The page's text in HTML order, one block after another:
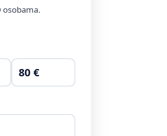
osobama.
80 €